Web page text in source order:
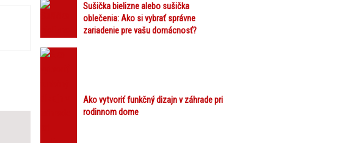
Sušička bielizne alebo sušička
oblečenia: Ako si vybrať správne
zariadenie pre vašu domácnosť?
Ako vytvoriť funkčný dizajn v záhrade pri
rodinnom dome